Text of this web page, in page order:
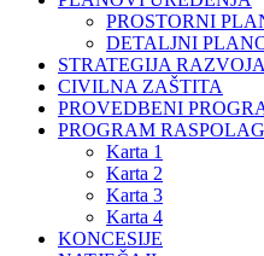
PROSTORNI
DETALJNI
STRATEGIJA
CIVILNA ZAŠTITA
PROVEDBENI
PROGRAM
Karta 1
Karta 2
Karta 3
Karta 4
KONCESIJE